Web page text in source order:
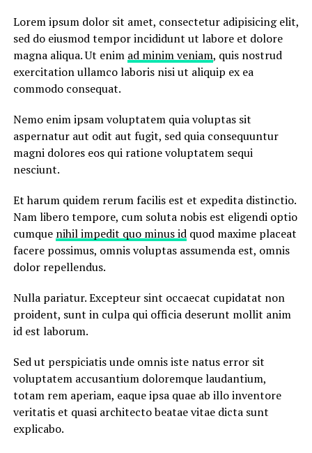
Lorem ipsum dolor sit amet, consectetur adipisicing elit,
sed do eiusmod tempor incididunt ut labore et dolore
magna aliqua. Ut enim ad minim veniam, quis nostrud
exercitation ullamco laboris nisi ut aliquip ex ea
commodo consequat.
Nemo enim ipsam voluptatem quia voluptas sit
aspernatur aut odit aut fugit, sed quia consequuntur
magni dolores eos qui ratione voluptatem sequi
nesciunt.
Et harum quidem rerum facilis est et expedita distinctio.
Nam libero tempore, cum soluta nobis est eligendi optio
cumque nihil impedit quo minus idquod maxime placeat
facere possimus, omnis voluptas assumenda est, omnis
dolor repellendus.
Nulla pariatur. Excepteur sint occaecat cupidatat non
proident, sunt in culpa qui officia deserunt mollit anim
id est laborum.
Sed ut perspiciatis unde omnis iste natus error sit
voluptatem accusantium doloremque laudantium,
totam rem aperiam, eaque ipsa quae ab illo inventore
veritatis et quasi architecto beatae vitae dicta sunt
explicabo.